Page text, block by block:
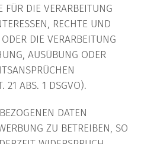
FÜR DIE VERARBEITUNG
RECHTE UND
DIE VERARBEITUNG
AUSÜBUNG ODER
21 ABS. 1 DSGVO).
DATEN
ZU BETREIBEN, SO